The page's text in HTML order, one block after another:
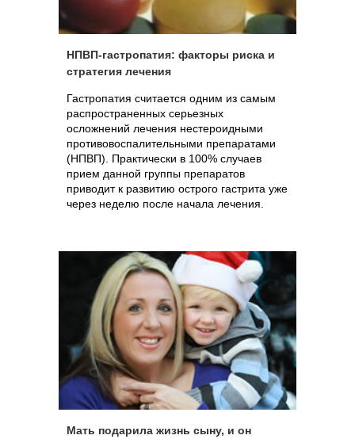
НПВП-гастропатия: факторы риска и
стратегия лечения
Гастропатия считается одним из самым
распространенных серьезных
осложнений лечения нестероидными
противовоспалительными препаратами
(НПВП). Практически в 100% случаев
прием данной группы препаратов
приводит к развитию острого гастрита уже
через неделю после начала лечения.
Мать подарила жизнь сыну, и он